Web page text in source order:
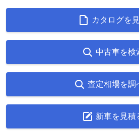
カタログを
中古車を検
査定相場を調
新車を見積